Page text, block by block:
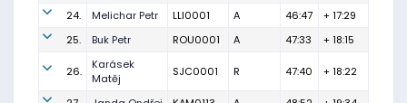
24. Melichar Petr LLI0001 A 46:47
+ 17:29
25.
Buk Petr ROU0001 A 47:33 + 18:15
26.
Karásek
Matěj
SJC0001 R 47:40 + 18:22